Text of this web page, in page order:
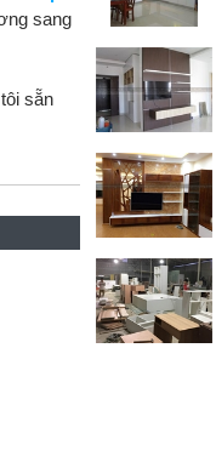
sang
sẵn